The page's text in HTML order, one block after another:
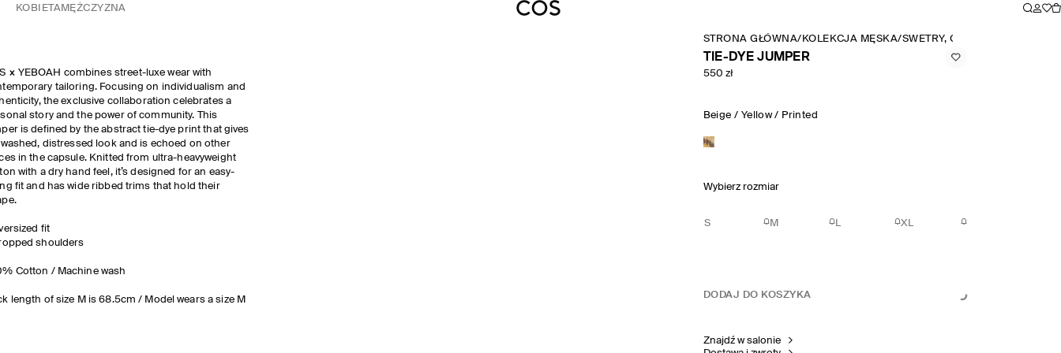
KOBIETA MĘŻCZYZNA
× YEBOAH combines street-luxe wear with
tailoring. Focusing on individualism and
the exclusive collaboration celebrates a
story and the power of community. This
is defined by the abstract tie-dye print that gives
distressed look and is echoed on other
in the capsule. Knitted from ultra-heavyweight
with a dry hand feel, it’s designed for an easy-
fit and has wide ribbed trims that hold their
fit
shoulders
Cotton / Machine wash
length of size M is 68.5cm / Model wears a size M
STRONA GŁÓWNA/ KOLEKCJA MĘSKA/SWETRY, GOLFY I KARDIGANY
TIE-DYE JUMPER
550 zł
Beige / Yellow / Printed
Wybierz rozmiar
S M L XL
DODAJ DO KOSZYKA
Znajdź w salonie